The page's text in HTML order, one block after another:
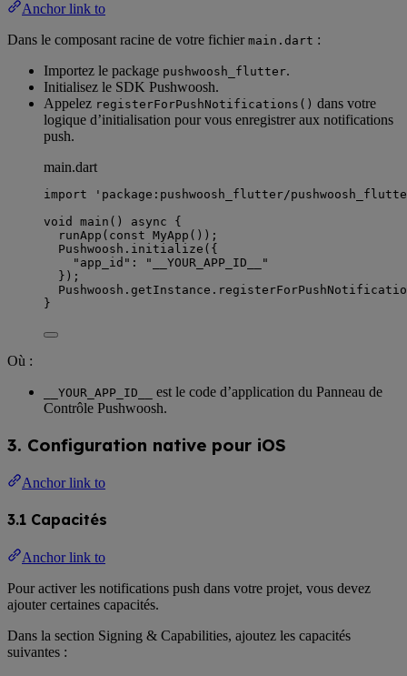
Anchor link to
Dans le composant racine de votre fichier main.dart :
Importez le package pushwoosh_flutter.
Initialisez le SDK Pushwoosh.
Appelez registerForPushNotifications() dans votre
logique d’initialisation pour vous enregistrer aux notifications
push.
main.dart
import
'package:pushwoosh_flutter/
void
main () async {
runApp ( const MyApp ());
Pushwoosh . initialize ({
"app_id" :
"__YOUR_APP_ID__"
});
Pushwoosh .getInstance.
}
Où :
__YOUR_APP_ID__
est le code d’application du Panneau de
Contrôle Pushwoosh.
3. Configuration native pour iOS
Anchor link to
3.1 Capacités
Anchor link to
Pour activer les notifications push dans votre projet, vous devez
ajouter certaines capacités.
Dans la section Signing & Capabilities, ajoutez les capacités
suivantes :